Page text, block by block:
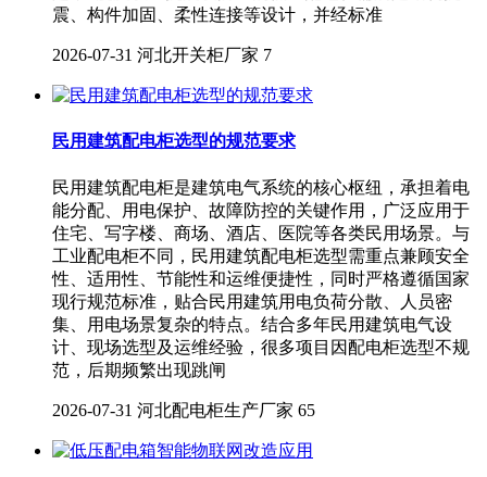
震、构件加固、柔性连接等设计，并经标准
2026-07-31 河北开关柜厂家 7
民用建筑配电柜选型的规范要求
民用建筑配电柜是建筑电气系统的核心枢纽，承担着电
能分配、用电保护、故障防控的关键作用，广泛应用于
住宅、写字楼、商场、酒店、医院等各类民用场景。与
工业配电柜不同，民用建筑配电柜选型需重点兼顾安全
性、适用性、节能性和运维便捷性，同时严格遵循国家
现行规范标准，贴合民用建筑用电负荷分散、人员密
集、用电场景复杂的特点。结合多年民用建筑电气设
计、现场选型及运维经验，很多项目因配电柜选型不规
范，后期频繁出现跳闸
2026-07-31 河北配电柜生产厂家 65